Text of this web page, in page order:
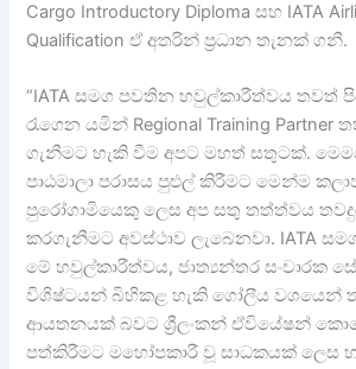
Cargo Introductory Diploma සහ IATA
Qualification ඒ අතරින් ප්‍රධාන තැනක් ගනී.
“IATA සමග පවතින හවුල්කාරීත්වය තවත්
රැගෙන යමින් Regional Training
ගැනීමට හැකි වීම අපට මහත් සතුටක්.
පාඨමාලා පරාසය පුළුල් කිරීමට මෙන්ම
පුරෝගාමියෙකු ලෙස අප සතු තත්ත්වය
කරගැනීමට අවස්ථාව ලැබෙනවා. IATA
මේ හවුල්කාරීත්වය, ජාත්‍යන්තර සංචාරක
විශිෂ්ටයන් බිහිකළ හැකි ගෝලීය වශයෙන්
ආයතනයක් බවට ශ්‍රීලංකන් ඒවියේෂන්
පත්කිරීමට මහෝපකාරී වූ සාධකයක් ලෙස